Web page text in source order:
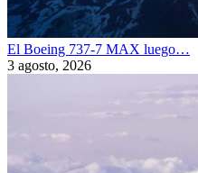
El Boeing 737-7 MAX luego…
3 agosto, 2026